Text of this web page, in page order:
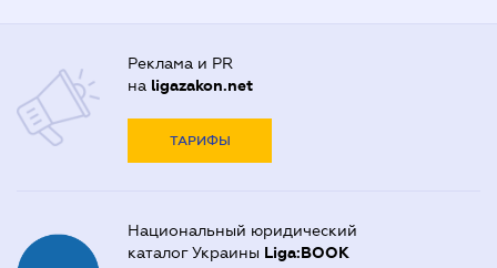
Реклама и PR
на ligazakon.net
ТАРИФЫ
Национальный юридический
каталог Украины Liga:BOOK